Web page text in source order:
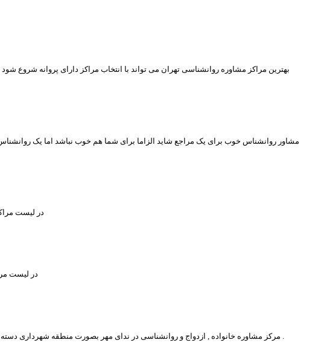
بهترین مراکز مشاوره روانشناسی تهران می تواند با انتخاب مراکز دارای پروانه
مشاور روانشناس خوب برای یک مراجع شاید الزاما برای شما هم خوب نباشد اما یک
در لیست
در لیست